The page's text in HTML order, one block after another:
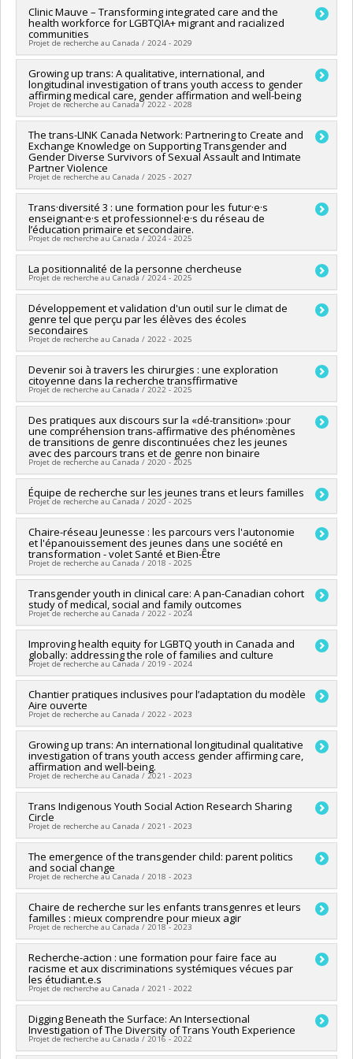
Programmes de subvention :PVXXXXXX-Subvention Savoir
Chercheur principal :Annie Pullen Sansfaçon
Sources de financement :SPIIE/Secrétariat des programmes
interorganismes à l’intention des établissements
Programmes de subvention :PVX50399-Chaires de recherche
du Canada
Clinic Mauve – Transforming integrated care and the
health workforce for LGBTQIA+ migrant and racialized
communities
Projet de recherche au Canada / 2024 - 2029
Chercheur principal :Edward Ou Jin Lee
Co-chercheurs :Maria-Pilar Ramírez García,Sue-Ann
MacDonald,Annie Pullen Sansfaçon,Amélie Blanchet
Garneau,Roxane Caron,André-Anne Parent,Sophie
Hamisultane,Ahmed Hamila,Robert-Paul Juster,Olivier
Ferlatte,Rodney Knight, Rossio Motta Ochoa,Joanne Otis
Jorge Florès-Aranda,Daniel Grace,Julie-Christine Cotton,
Alicia Boatswain-Kyte,Naïma Bentayeb
Roya Haghiri-Vijeh,zack marshall,fritz pino,Yann Zoldan
Sources de financement :
IRSC/Instituts de recherche en
santé du Canada
Programmes de subvention :PVXXXXXX-Subvention d'équipe
Growing up trans: A qualitative, international, and
longitudinal investigation of trans youth access to gender
affirming medical care, gender affirmation and well-being
Projet de recherche au Canada / 2022 - 2028
Chercheur principal :Annie Pullen Sansfaçon
Co-chercheurs : Edward Ou Jin Lee,Nicholas Chadi,Lyne
Chiniara,Shuvo Ghosh, Denise Medico,Damien Riggs,Anna
Carlile,Anne-Emmanuelle Ambresin
Schaub,Jason Schaud
Sources de financement :IRSC/Instituts de recherche en
santé du Canada
Programmes de subvention :PVXXXXXX-(PJT) Subvention
Projet
The trans-LINK Canada Network: Partnering to Create and
Exchange Knowledge on Supporting Transgender and
Gender Diverse Survivors of Sexual Assault and Intimate
Partner Violence
Projet de recherche au Canada / 2025 - 2027
Chercheur principal :Janice Du Mont
Co-chercheurs :Annie Pullen Sansfaçon
Sources de financement :CRSH/Conseil de recherches en
sciences humaines du Canada
Programmes de subvention :
Trans·diversité 3 : une formation pour les futur·e·s
enseignant·e·s et professionnel·e·s du réseau de
l’éducation primaire et secondaire.
Projet de recherche au Canada / 2024 - 2025
Chercheur principal : Annie Pullen Sansfaçon
Co-chercheurs :Diana Miconi
Sources de financement :Université de Montréal
Programmes de subvention :
La positionnalité de la personne chercheuse
Projet de recherche au Canada / 2024 - 2025
Chercheur principal :Annie Pullen Sansfaçon
Co-chercheurs :Bilkis Vissandjée, Isabelle Archambault
Jrène Rahm,Amélie Blanchet Garneau
Rosanne Blanchet
Développement et validation d'un outil sur le climat de
genre tel que perçu par les élèves des écoles
secondaires
Projet de recherche au Canada / 2022 - 2025
Chercheur principal : Isabelle Archambault
Co-chercheurs : Annie Pullen Sansfaçon
Sources de financement :
Programmes de subvention :PV153480-Subventions de
développement Savoir
Devenir soi à travers les chirurgies : une exploration
citoyenne dans la recherche transffirmative
Projet de recherche au Canada / 2022 - 2025
Chercheur principal :Annie Pullen Sansfaçon
Sources de financement :FRQNT/Fonds de recherche du
Québec - Nature et technologies (FQRNT)
Programmes de subvention : PVXXXXXX-Engagement
(financement partagé entre les fonds de recherche du
Québec)
Des pratiques aux discours sur la «dé-transition» :pour
une compréhension trans-affirmative des phénomènes
de transitions de genre discontinuées chez les jeunes
avec des parcours trans et de genre non binaire
Projet de recherche au Canada / 2020 - 2025
Chercheur principal : Annie Pullen Sansfaçon
Co-chercheurs :Denise Medico,Olivier Turbide
Baril,Mélanie Millette
Sources de financement : CRSH/Conseil de recherches en
sciences humaines du Canada
Programmes de subvention : PVXXXXXX-Subvention Savoir
Équipe de recherche sur les jeunes trans et leurs familles
Projet de recherche au Canada / 2020 - 2025
Chercheur principal :Annie Pullen Sansfaçon
Co-chercheurs :Sue-Ann MacDonald, Edward Ou Jin Lee
Robert-Paul Juster,Nicholas Chadi, Shuvo Ghosh
Manning,Philippe-Benoît Côté,Denise Medico,Marie-Joëlle
Robichaud,Julie-Christine Cotton, Marjorie Aude Rabiau
Sources de financement :FRQSC/Fonds de recherche du
Québec - Société et culture (FQRSC)
Programmes de subvention :PVXXXXXX-(SE) Programme
Soutien aux équipes de recherche - Stade de développement
: Nouvelle équipe
Chaire-réseau Jeunesse : les parcours vers l'autonomie
et l'épanouissement des jeunes dans une société en
transformation - volet Santé et Bien-Être
Projet de recherche au Canada / 2018 - 2025
Chercheur principal :Martin Goyette
Co-chercheurs :Marie-Thérèse Lussier,Céline Bellot (In
memoriam)
Elisabeth Greissler
Sources de financement :FRQSC/Fonds de recherche du
Québec - Société et culture (FQRSC)
Programmes de subvention :PVXXXXXX-(AC) Actions
concertées - générique
Transgender youth in clinical care: A pan-Canadian cohort
study of medical, social and family outcomes
Projet de recherche au Canada / 2022 - 2024
Chercheur principal : Kathy Speechley
Co-chercheurs :Annie Pullen Sansfaçon
Sources de financement :
Programmes de subvention :PVXXXXXX-(PJT) Subvention
Projet
Improving health equity for LGBTQ youth in Canada and
globally: addressing the role of families and culture
Projet de recherche au Canada / 2019 - 2024
Chercheur principal :Elizabeth Saewyc
Co-chercheurs :
Annie Pullen Sansfaçon
Sources de financement :
Programmes de subvention :PVXXXXXX-(FDN) Subvention
Fondation
Chantier pratiques inclusives pour l’adaptation du modèle
Aire ouverte
Projet de recherche au Canada / 2022 - 2023
Chercheur principal : Lourdès Rodriguez Del Barrio
Co-chercheurs : Annie Pullen Sansfaçon,Edward Ou Jin Lee
Marie-Jeanne Blain,Emmanuelle Khoury
Jeanne-Marie Rugira
Sources de financement :FRQS/Fonds de recherche du
Québec - Santé (FRSQ)
Programmes de subvention :
Growing up trans: An international longitudinal qualitative
investigation of trans youth access gender affirming care,
affirmation and well-being.
Projet de recherche au Canada / 2021 - 2023
Chercheur principal :Annie Pullen Sansfaçon
Co-chercheurs :
Edward Ou Jin Lee
Chiniara
Sources de financement :IRSC/Instituts de recherche en
santé du Canada
Programmes de subvention :PVXXXXXX-(PJT) Subvention
Projet
Trans Indigenous Youth Social Action Research Sharing
Circle
Projet de recherche au Canada / 2021 - 2023
Chercheur principal :Annie Pullen Sansfaçon
Co-chercheurs : Edward Ou Jin Lee
Sources de financement :
Programmes de subvention :PVXXXXXX-Subvention
d'engagement partenarial
The emergence of the transgender child: parent politics
and social change
Projet de recherche au Canada / 2018 - 2023
Chercheur principal : Jennifer Dyer
Co-chercheurs : Annie Pullen Sansfaçon
Sources de financement :
Programmes de subvention :PVXXXXXX-Subvention Savoir
Chaire de recherche sur les enfants transgenres et leurs
familles : mieux comprendre pour mieux agir
Projet de recherche au Canada / 2018 - 2023
Chercheur principal :Annie Pullen Sansfaçon
Sources de financement :SPIIE/Secrétariat des programmes
interorganismes à l’intention des établissements
Programmes de subvention :PVX50399-Chaires de recherche
du Canada
Recherche-action : une formation pour faire face au
racisme et aux discriminations systémiques vécues par
les étudiant.e.s
Projet de recherche au Canada / 2021 - 2022
Chercheur principal : Sophie Hamisultane
Co-chercheurs : Céline Bellot (In memoriam), Annie Pullen
Sansfaçon
Digging Beneath the Surface: An Intersectional
Investigation of The Diversity of Trans Youth Experience
Projet de recherche au Canada / 2016 - 2022